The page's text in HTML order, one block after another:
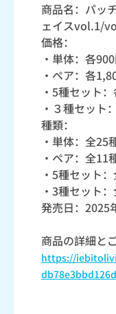
商品名：パッ
ェイスvol.1/
価格：
・単体：各
・ペア：各
・5種セット
・３種セット
種類：
・単体：全25
・ペア：全11
・5種セット
・3種セット
発売日：2025
商品の詳細と
https://